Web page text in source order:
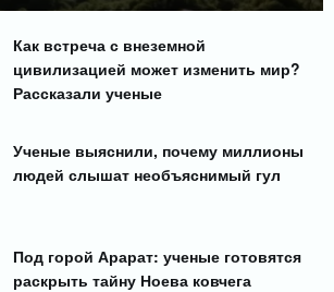
Как встреча с внеземной
цивилизацией может изменить мир?
Рассказали ученые
Ученые выяснили, почему миллионы
людей слышат необъяснимый гул
Под горой Арарат: ученые готовятся
раскрыть тайну Ноева ковчега